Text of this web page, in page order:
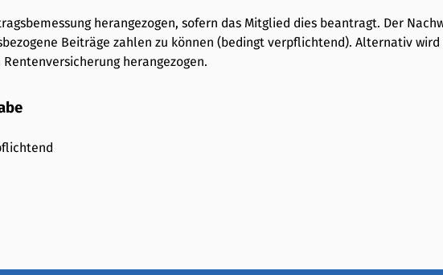
herangezogen, sofern das Mitglied dies beantragt. Der
Beiträge zahlen zu können (bedingt verpflichtend). Alternativ
herangezogen.